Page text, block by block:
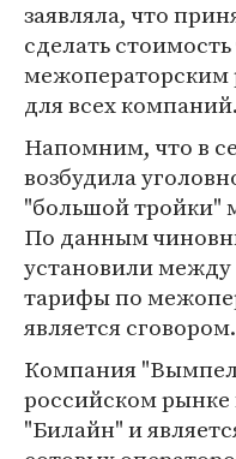
заявляла, что
сделать
межоператорским
для всех компаний.
Напомним, что в
возбудила
"большой тройки"
По данным
установили между
тарифы по
является сговором.
Компания
российском
"Билайн" и